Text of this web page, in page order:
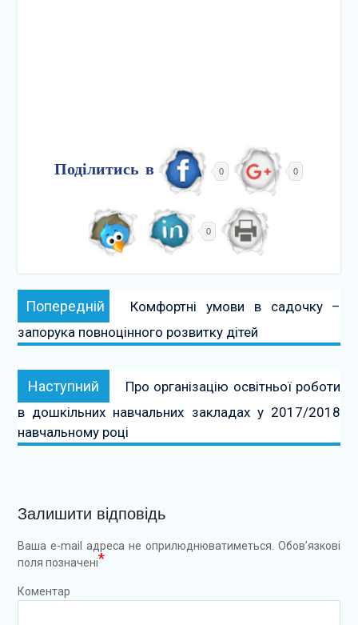
Поділитись в 0 0
0
Навігація
записів
Попередній Попередній:
Комфортні умови в садочку –
запорука повноцінного розвитку дітей
Наступний Наступний:
Про організацію освітньої роботи
в дошкільних навчальних закладах у 2017/2018
навчальному році
Залишити відповідь
Ваша e-mail адреса не оприлюднюватиметься. Обов’язкові
поля позначені*
Коментар